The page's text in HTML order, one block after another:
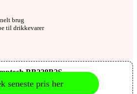
brug
til drikkevarer
BB228B2S
seneste pris her